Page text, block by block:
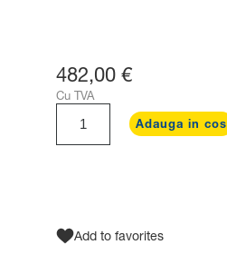
482,00 €
Cu TVA
Adauga in cos
Add to favorites